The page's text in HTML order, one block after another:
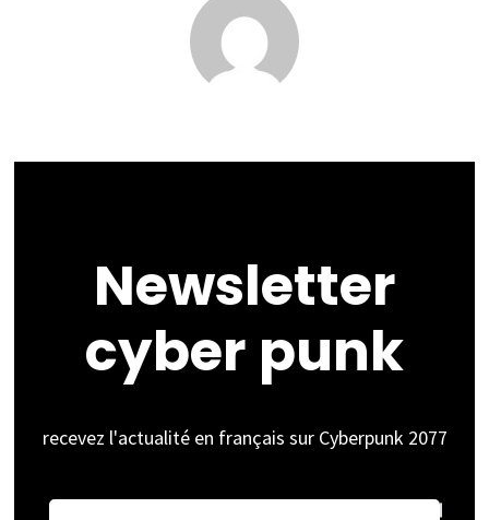
Newsletter
cyber punk
recevez l'actualité en français sur Cyberpunk 2077